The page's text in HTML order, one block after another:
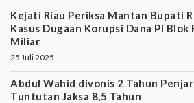
Kejati Riau Periksa Mantan Bupati
Kasus Dugaan Korupsi Dana PI Blok
Miliar
25 Juli 2025
Abdul Wahid divonis 2 Tahun
Tuntutan Jaksa 8,5 Tahun